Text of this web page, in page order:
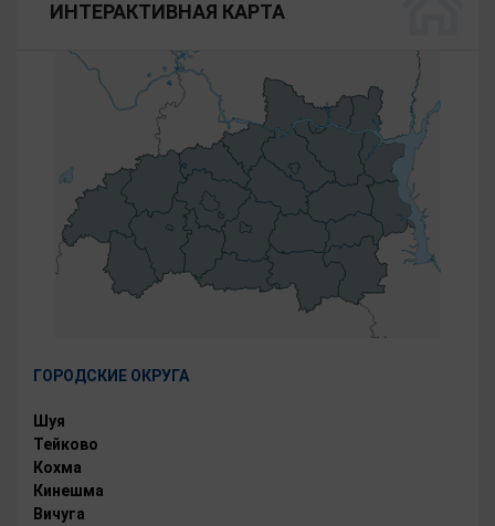
ИНТЕРАКТИВНАЯ КАРТА
ГОРОДСКИЕ ОКРУГА
Шуя
Тейково
Кохма
Кинешма
Вичуга